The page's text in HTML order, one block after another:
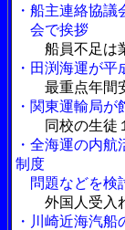
・船主連絡協
会で挨拶
船員不足は
・田渕海運が
最重点年間
・関東運輸局
同校の生徒
・全海運の内
制度
問題などを検
外国人受入
・川崎近海汽